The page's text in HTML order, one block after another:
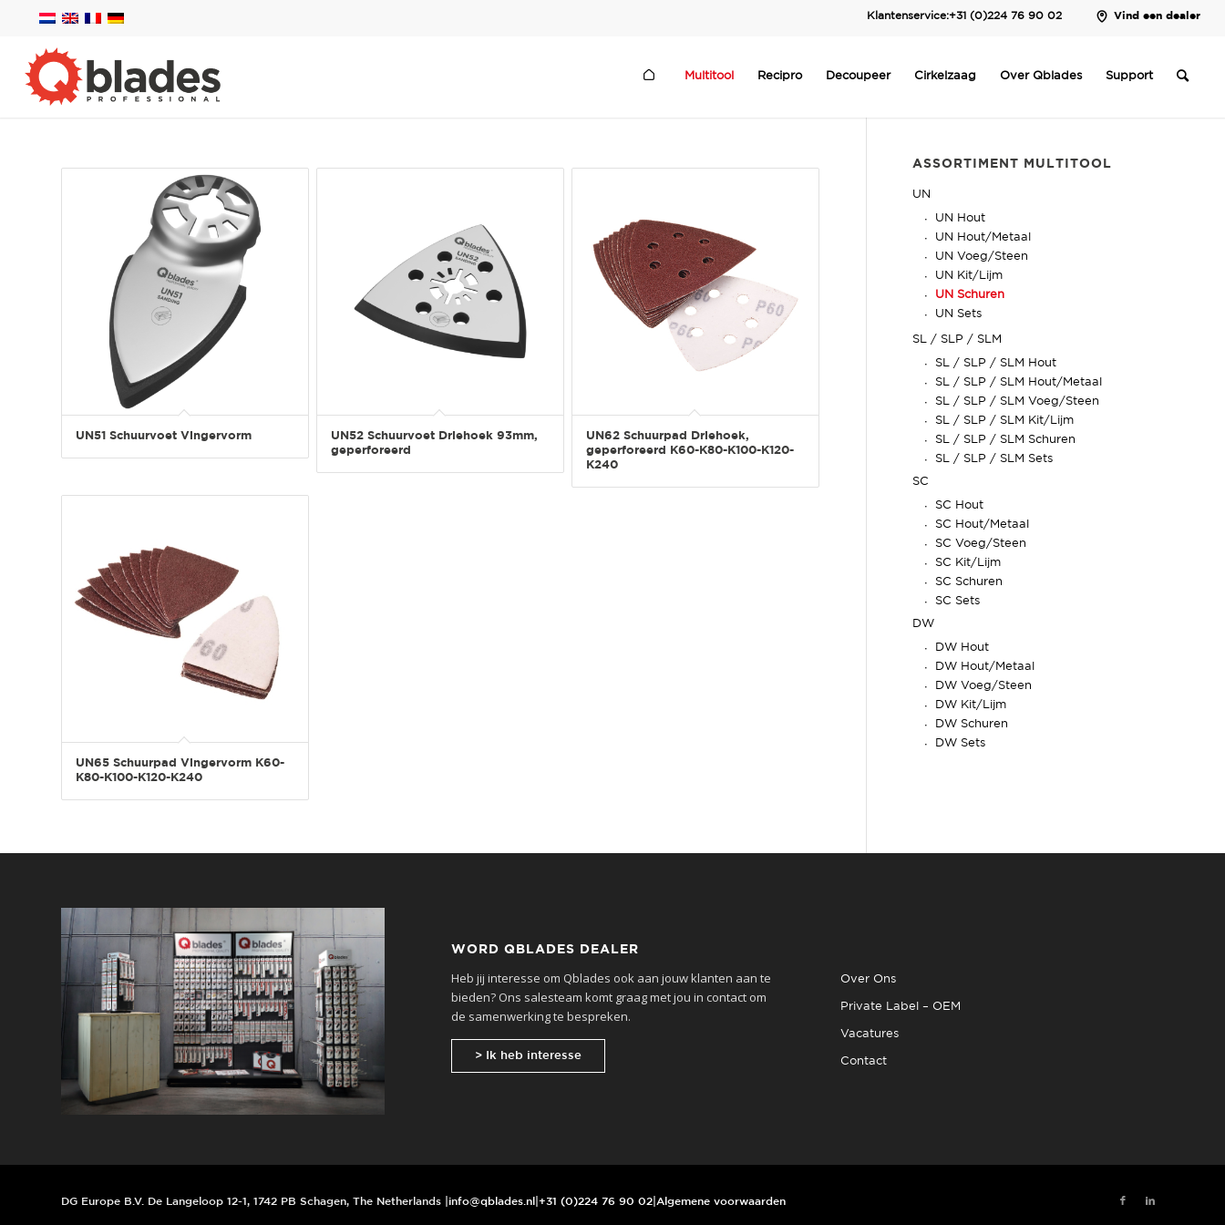
Klantenservice:+31 (0)224 76 90 02 Vind een dealer
Multitool Recipro Decoupeer Cirkelzaag Over Qblades Support
UN51 Schuurvoet Vingervorm
UN52 Schuurvoet Driehoek 93mm,
geperforeerd
UN62 Schuurpad Driehoek,
geperforeerd K60-K80-K100-K120-
K240
UN65 Schuurpad Vingervorm K60-
K80-K100-K120-K240
ASSORTIMENT MULTITOOL
UN
UN Hout
UN Hout/Metaal
UN Voeg/Steen
UN Kit/Lijm
UN Schuren
UN Sets
SL / SLP / SLM
SL / SLP / SLM Hout
SL / SLP / SLM Hout/Metaal
SL / SLP / SLM Voeg/Steen
SL / SLP / SLM Kit/Lijm
SL / SLP / SLM Schuren
SL / SLP / SLM Sets
SC
SC Hout
SC Hout/Metaal
SC Voeg/Steen
SC Kit/Lijm
SC Schuren
SC Sets
DW
DW Hout
DW Hout/Metaal
DW Voeg/Steen
DW Kit/Lijm
DW Schuren
DW Sets
WORD QBLADES DEALER
Heb jij interesse om Qblades ook aan jouw klanten aan te
bieden? Ons salesteam komt graag met jou in contact om
de samenwerking te bespreken.
> Ik heb interesse
Over Ons
Private Label – OEM
Vacatures
Contact
DG Europe B.V. De Langeloop 12-1, 1742 PB Schagen, The Netherlands | info@qblades.nl +31 (0)224 76 90 02 Algemene voorwaarden